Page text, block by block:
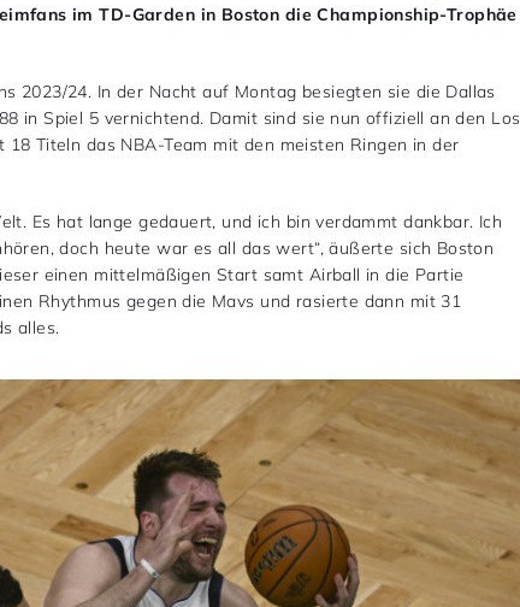
im TD-Garden in Boston die Championship-Trophäe
2023/24. In der Nacht auf Montag besiegten sie die Dallas
in Spiel 5 vernichtend. Damit sind sie nun offiziell an den Los
Titeln das NBA-Team mit den meisten Ringen in der
Es hat lange gedauert, und ich bin verdammt dankbar. Ich
doch heute war es all das wert“, äußerte sich Boston
einen mittelmäßigen Start samt Airball in die Partie
Rhythmus gegen die Mavs und rasierte dann mit 31
alles.